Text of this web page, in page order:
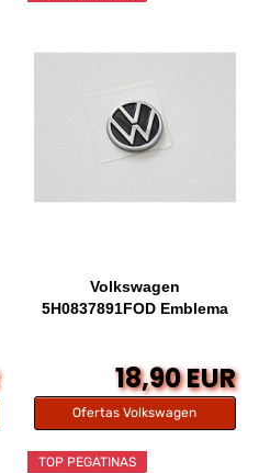
Volkswagen
5H0837891FOD Emblema
18,90 EUR
Ofertas Volkswagen
TOP PEGATINAS